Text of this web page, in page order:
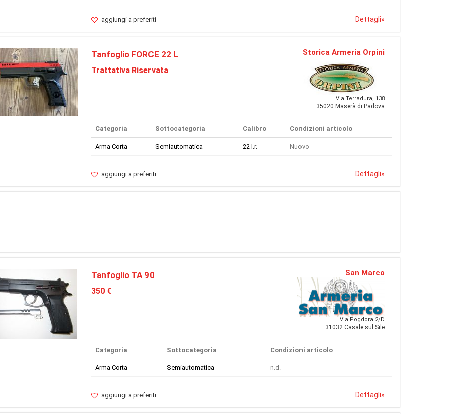
aggiungi a preferiti Dettagli»
Tanfoglio FORCE 22 L
Trattativa Riservata
Storica Armeria Orpini
Via Terradura, 138
35020 Maserà di Padova
Categoria Sottocategoria Calibro Condizioni articolo
Arma Corta Semiautomatica 22 l.r. Nuovo
aggiungi a preferiti Dettagli»
Tanfoglio TA 90
350 €
San Marco
Via Pogdora 2/D
31032 Casale sul Sile
Categoria Sottocategoria Condizioni articolo
Arma Corta Semiautomatica n.d.
aggiungi a preferiti Dettagli»